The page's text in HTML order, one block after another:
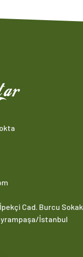
Cad. Burcu Sokak
İstanbul